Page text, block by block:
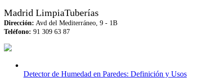
Madrid LimpiaTuberías
Dirección: Avd del Mediterráneo, 9 - 1B
Teléfono: 91 309 63 87
Detector de Humedad en Paredes: Definición y Usos